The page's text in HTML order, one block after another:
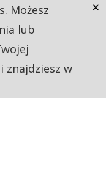
Możesz
lub
znajdziesz w
×